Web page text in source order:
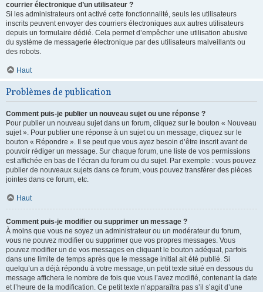
courrier électronique d’un utilisateur ?
Si les administrateurs ont activé cette fonctionnalité, seuls les utilisateurs
inscrits peuvent envoyer des courriers électroniques aux autres utilisateurs
depuis un formulaire dédié. Cela permet d’empêcher une utilisation abusive
du système de messagerie électronique par des utilisateurs malveillants ou
des robots.
Haut
Problèmes de publication
Comment puis-je publier un nouveau sujet ou une réponse ?
Pour publier un nouveau sujet dans un forum, cliquez sur le bouton « Nouveau
sujet ». Pour publier une réponse à un sujet ou un message, cliquez sur le
bouton « Répondre ». Il se peut que vous ayez besoin d’être inscrit avant de
pouvoir rédiger un message. Sur chaque forum, une liste de vos permissions
est affichée en bas de l’écran du forum ou du sujet. Par exemple : vous pouvez
publier de nouveaux sujets dans ce forum, vous pouvez transférer des pièces
jointes dans ce forum, etc.
Haut
Comment puis-je modifier ou supprimer un message ?
À moins que vous ne soyez un administrateur ou un modérateur du forum,
vous ne pouvez modifier ou supprimer que vos propres messages. Vous
pouvez modifier un de vos messages en cliquant le bouton adéquat, parfois
dans une limite de temps après que le message initial ait été publié. Si
quelqu’un a déjà répondu à votre message, un petit texte situé en dessous du
message affichera le nombre de fois que vous l’avez modifié, contenant la date
et l’heure de la modification. Ce petit texte n’apparaîtra pas s’il s’agit d’une